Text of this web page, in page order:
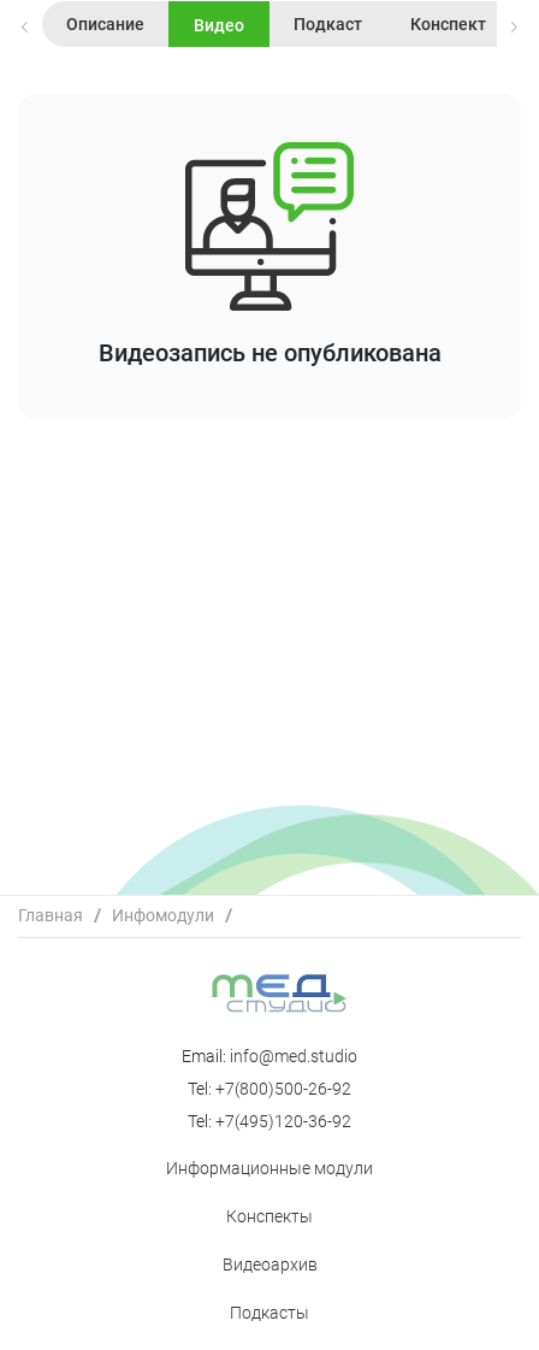
Описание Видео Подкаст Конспект
Видеозапись не опубликована
Главная / Инфомодули
/
Современные возможности вторичной профилактики
Email: info@med.studio
Tel: +7(800)500-26-92
Tel: +7(495)120-36-92
Информационные модули
Конспекты
Видеоархив
Подкасты